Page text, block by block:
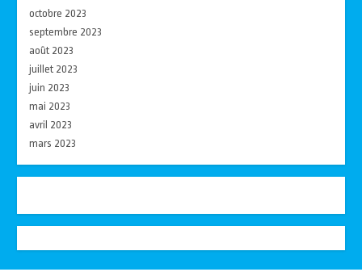
octobre 2023
septembre 2023
août 2023
juillet 2023
juin 2023
mai 2023
avril 2023
mars 2023